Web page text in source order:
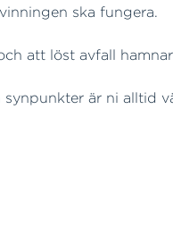
ska fungera.
att löst avfall
är ni alltid